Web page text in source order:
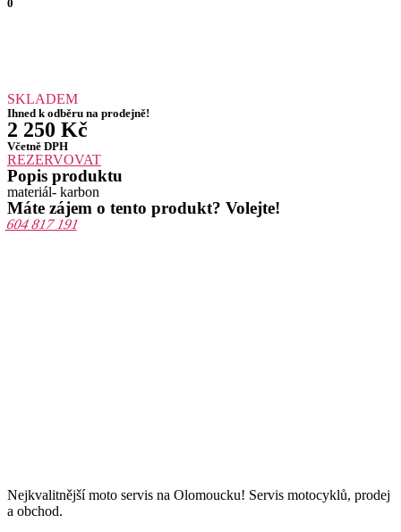
0
SKLADEM
Ihned k odběru na prodejně!
2 250 Kč
Včetně DPH
REZERVOVAT
Popis produktu
materiál- karbon
Máte zájem o tento produkt? Volejte!
604 817 191
Nejkvalitnější moto servis na Olomoucku! Servis motocyklů, prodej
a obchod.